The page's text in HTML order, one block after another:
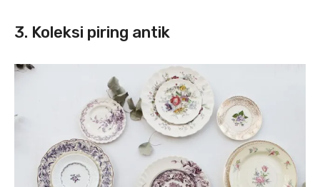
3. Koleksi piring antik